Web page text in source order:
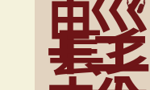
輕